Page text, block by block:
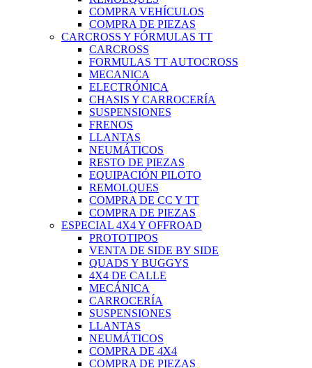
COMPRA VEHÍCULOS
COMPRA DE PIEZAS
CARCROSS Y FÓRMULAS TT
CARCROSS
FORMULAS TT AUTOCROSS
MECANICA
ELECTRÓNICA
CHASIS Y CARROCERÍA
SUSPENSIONES
FRENOS
LLANTAS
NEUMÁTICOS
RESTO DE PIEZAS
EQUIPACIÓN PILOTO
REMOLQUES
COMPRA DE CC Y TT
COMPRA DE PIEZAS
ESPECIAL 4X4 Y OFFROAD
PROTOTIPOS
VENTA DE SIDE BY SIDE
QUADS Y BUGGYS
4X4 DE CALLE
MECÁNICA
CARROCERÍA
SUSPENSIONES
LLANTAS
NEUMÁTICOS
COMPRA DE 4X4
COMPRA DE PIEZAS